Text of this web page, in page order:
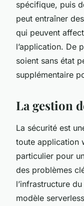
spécifique, puis
peut entraîner
qui peuvent
l’application. De
soient sans état
supplémentaire
La gestion
La sécurité est
toute application
particulier pour
des problèmes
l’infrastructure
modèle